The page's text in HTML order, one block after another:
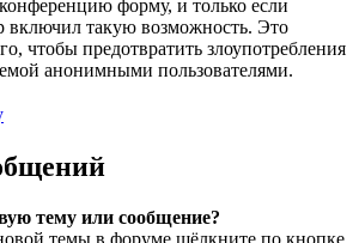
форму, и только если
включил такую возможность. Это
чтобы предотвратить злоупотребления
анонимными пользователями.
тему или сообщение?
темы в форуме щёлкните по кнопке